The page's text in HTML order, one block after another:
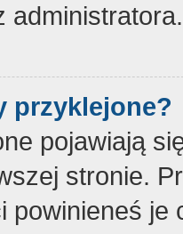
administratora.
przyklejone?
pojawiają
stronie.
powinieneś je